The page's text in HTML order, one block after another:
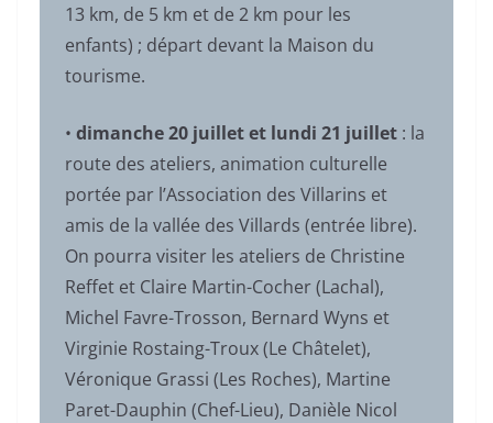
13 km, de 5 km et de 2 km pour les
enfants) ; départ devant la Maison du
tourisme.‍
• dimanche 20 juillet et lundi 21 juillet: la
route des ateliers, animation culturelle
portée par l’Association des Villarins et
amis de la vallée des Villards (entrée libre).
On pourra visiter les ateliers de Christine
Reffet et Claire Martin-Cocher (Lachal),
Michel Favre-Trosson, Bernard Wyns et
Virginie Rostaing-Troux (Le Châtelet),
Véronique Grassi (Les Roches), Martine
Paret-Dauphin (Chef-Lieu), Danièle Nicol